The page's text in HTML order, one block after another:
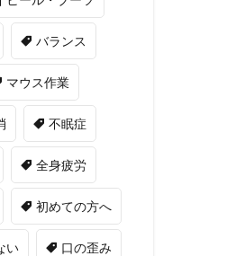
バランス
マウス作業
不眠症
全身疲労
初めての方へ
い 口の歪み